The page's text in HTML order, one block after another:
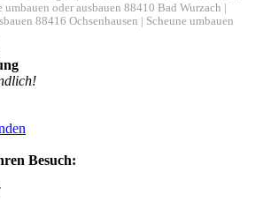
umbauen oder ausbauen 88410 Bad Wurzach
88416 Ochsenhausen
Scheune umbauen
Besuch: